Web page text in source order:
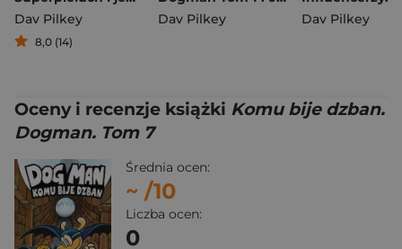
Dav Pilkey
8,0 (14)
Dav Pilkey
Dav Pilkey
Oceny i recenzje książki Komu bije dzban.
Dogman. Tom 7
Średnia ocen:
~ /10
Liczba ocen:
0